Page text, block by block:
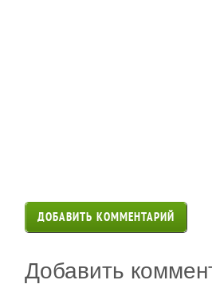
ДОБАВИТЬ КОММЕНТАРИЙ
Добавить